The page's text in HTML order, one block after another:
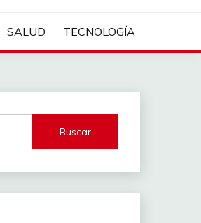
SALUD TECNOLOGÍA
Buscar